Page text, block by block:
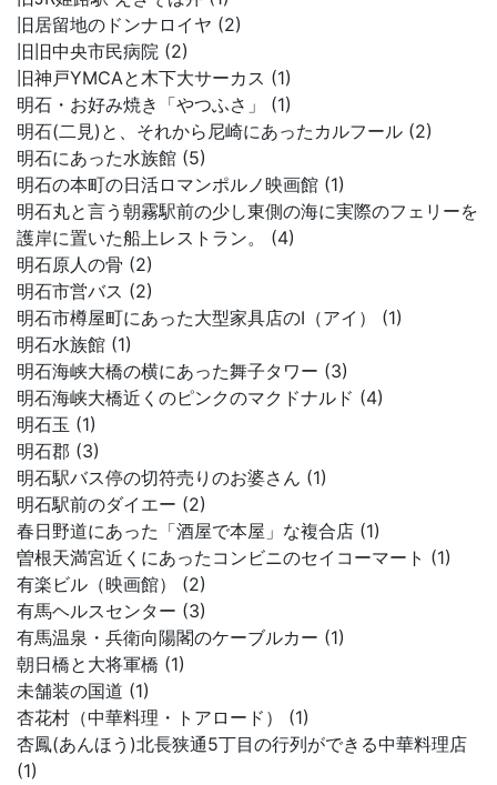
旧居留地のドンナロイヤ (2)
旧旧中央市民病院 (2)
旧神戸YMCAと木下大サーカス (1)
明石・お好み焼き「やつふさ」 (1)
明石(二見)と、それから尼崎にあったカルフール (2)
明石にあった水族館 (5)
明石の本町の日活ロマンポルノ映画館 (1)
明石丸と言う朝霧駅前の少し東側の海に実際のフェリーを
護岸に置いた船上レストラン。 (4)
明石原人の骨 (2)
明石市営バス (2)
明石市樽屋町にあった大型家具店のI（アイ） (1)
明石水族館 (1)
明石海峡大橋の横にあった舞子タワー (3)
明石海峡大橋近くのピンクのマクドナルド (4)
明石玉 (1)
明石郡 (3)
明石駅バス停の切符売りのお婆さん (1)
明石駅前のダイエー (2)
春日野道にあった「酒屋で本屋」な複合店 (1)
曽根天満宮近くにあったコンビニのセイコーマート (1)
有楽ビル（映画館） (2)
有馬ヘルスセンター (3)
有馬温泉・兵衛向陽閣のケーブルカー (1)
朝日橋と大将軍橋 (1)
未舗装の国道 (1)
杏花村（中華料理・トアロード） (1)
杏鳳(あんほう)北長狭通5丁目の行列ができる中華料理店
(1)